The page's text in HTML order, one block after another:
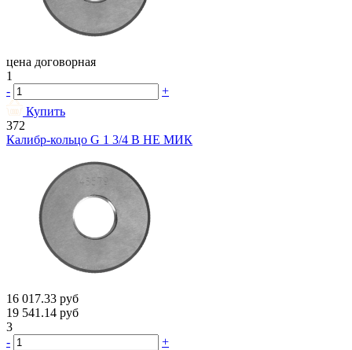
цена договорная
1
-
+
Купить
372
Калибр-кольцо G 1 3/4 В НЕ МИК
16 017.33 руб
19 541.14 руб
3
-
+